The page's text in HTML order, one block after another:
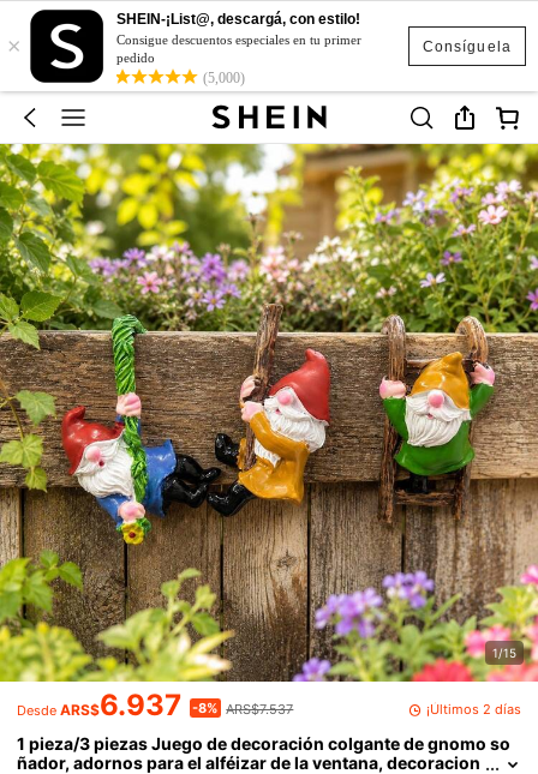
Consíguela
×
SHEIN-¡List@, descargá, con estilo!
Consigue descuentos especiales en tu primer
pedido
(5,000)
1/15
Desde ARS$6.937 -8% ARS$7.537 ¡Últimos 2 días
1 pieza/3 piezas Juego de decoración colgante de gnomo so
ñador, adornos para el alféizar de la ventana, decoracion